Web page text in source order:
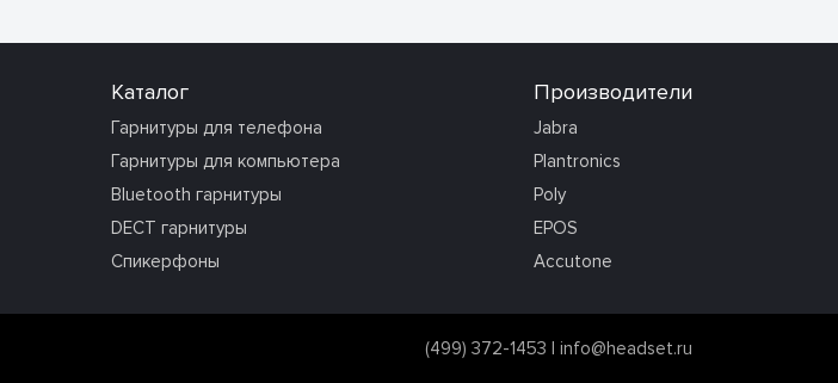
Каталог
Гарнитуры для телефона
Гарнитуры для компьютера
Bluetooth гарнитуры
DECT гарнитуры
Спикерфоны
Производители
Jabra
Plantronics
Poly
EPOS
Accutone
(499) 372-1453 | info@headset.ru